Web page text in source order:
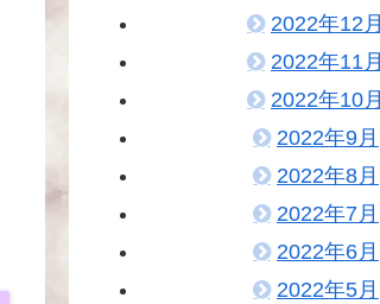
2022年12月
2022年11月
2022年10月
2022年9月
2022年8月
2022年7月
2022年6月
2022年5月